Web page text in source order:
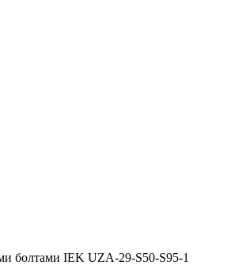
болтами IEK UZA-29-S50-S95-1